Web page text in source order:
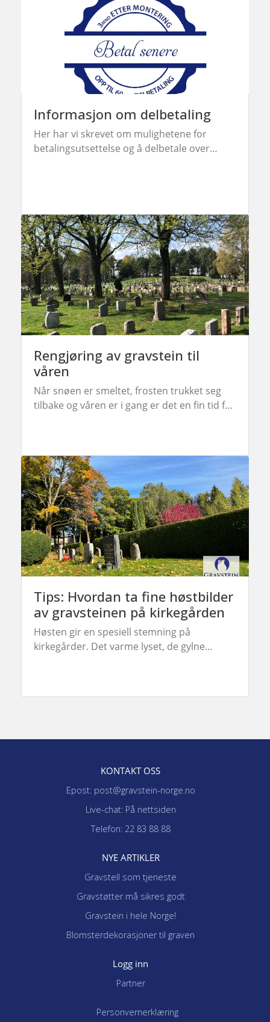
Informasjon om delbetaling
Her har vi skrevet om mulighetene for
betalingsutsettelse og å delbetale over
Rengjøring av gravstein til
våren
Når snøen er smeltet, frosten trukket seg
tilbake og våren er i gang er det en fin tid for
Tips: Hvordan ta fine høstbilder
av gravsteinen på kirkegården
Høsten gir en spesiell stemning på
kirkegårder. Det varme lyset, de gylne
KONTAKT OSS
Epost: post@gravstein-norge.no
Live-chat: På nettsiden
Telefon: 22 83 88 88
NYE ARTIKLER
Gravstell som tjeneste
Gravstøtter må sikres godt
Gravstein i hele Norge!
Blomsterdekorasjoner til graven
Logg inn
Partner
Personvernerklæring